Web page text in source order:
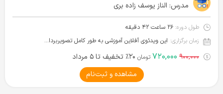
مدرس: الناز یوسف زاده بری
طول دوره: ۲۶ ساعت ۴۲ دقیقه
زمان برگزاری:
این ویدئوی آفلاین آموزشی به طور کامل تصویربرداری شده و آماده دانلود است.
۹۰۰,۰۰۰ ۷۲۰,۰۰۰ تومان ۲۰٪ تخفیف تا ۵ مرداد
مشاهده و ثبت‌نام